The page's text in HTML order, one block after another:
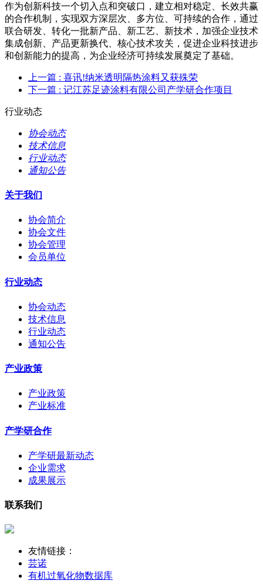
作为创新科技一个切入点和突破口，建立相对稳定、长效共赢
的合作机制，实现双方深层次、多方位、可持续的合作，通过
联合研发、转化一批新产品、新工艺、新技术，加强企业技术
集成创新、产品更新换代、核心技术攻关，促进企业科技进步
和创新能力的提高，为企业经济可持续发展奠定了基础。
上一篇 : 喜讯!纳米透明隔热涂料又获殊荣
下一篇 : 记江苏足迹涂料有限公司产学研合作项目
行业动态
协会动态
技术信息
行业动态
通知公告
关于我们
协会简介
协会文件
协会管理
会员单位
行业动态
协会动态
技术信息
行业动态
通知公告
产业政策
产业政策
产业标准
产学研合作
产学研最新动态
企业需求
成果展示
联系我们
友情链接：
芸诺
有机过氧化物数据库